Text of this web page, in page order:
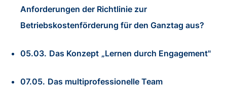
Anforderungen der Richtlinie zur
Betriebskostenförderung für den Ganztag aus?
05.03. Das Konzept „Lernen durch Engagement"
07.05. Das multiprofessionelle Team